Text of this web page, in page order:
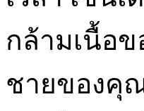
กล้ามเนื้อ
ชายของคุ